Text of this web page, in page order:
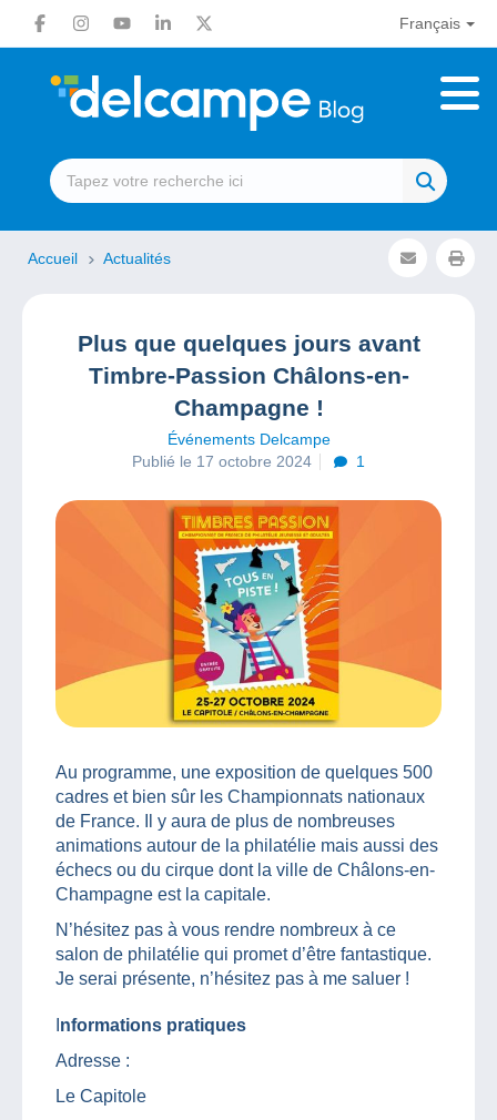
Français
Accueil Actualités
Plus que quelques jours avant
Timbre-Passion Châlons-en-
Champagne !
Événements Delcampe
Publié le 17 octobre 2024
1
Au programme, une exposition de quelques 500
cadres et bien sûr les Championnats nationaux
de France. Il y aura de plus de nombreuses
animations autour de la philatélie mais aussi des
échecs ou du cirque dont la ville de Châlons-en-
Champagne est la capitale.
N’hésitez pas à vous rendre nombreux à ce
salon de philatélie qui promet d’être fantastique.
Je serai présente, n’hésitez pas à me saluer !
nformations pratiques
Adresse :
Le Capitole